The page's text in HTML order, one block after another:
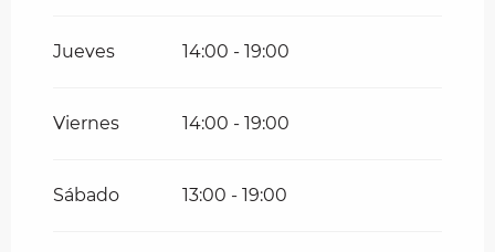
Jueves 14:00 - 19:00
Viernes 14:00 - 19:00
Sábado 13:00 - 19:00